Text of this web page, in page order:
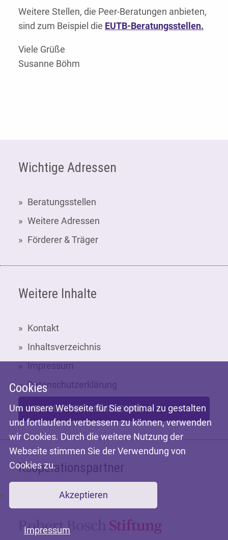
Weitere Stellen, die Peer-Beratungen anbieten,
sind zum Beispiel die EUTB-Beratungsstellen.
Viele Grüße
Susanne Böhm
Wichtige Adressen
Beratungsstellen
Weitere Adressen
Förderer & Träger
Weitere Inhalte
Kontakt
Inhaltsverzeichnis
Impressum
Datenschutzerklärung
NEWSLETTER-ANMELDUNG
Kooperationspartner
Mit freundlicher Unterstützung der
Cookies
Um unsere Webseite für Sie optimal zu gestalten
und fortlaufend verbessern zu können, verwenden
wir Cookies. Durch die weitere Nutzung der
Webseite stimmen Sie der Verwendung von
Cookies zu.
Akzeptieren
Impressum